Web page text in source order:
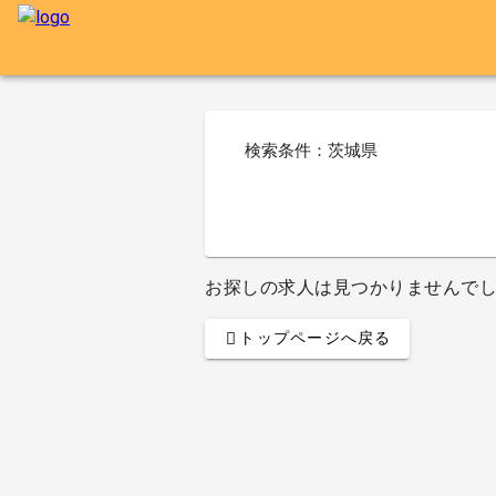
検索条件：茨城県
お探しの求人は見つかりませんで
トップページへ戻る